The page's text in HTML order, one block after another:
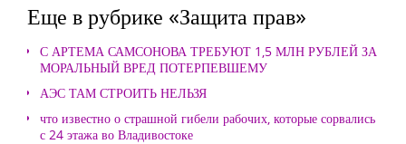
Еще в рубрике «Защита прав»
С АРТЕМА САМСОНОВА ТРЕБУЮТ 1,5 МЛН РУБЛЕЙ ЗА
МОРАЛЬНЫЙ ВРЕД ПОТЕРПЕВШЕМУ
АЭС ТАМ СТРОИТЬ НЕЛЬЗЯ
что известно о страшной гибели рабочих, которые сорвались
с 24 этажа во Владивостоке